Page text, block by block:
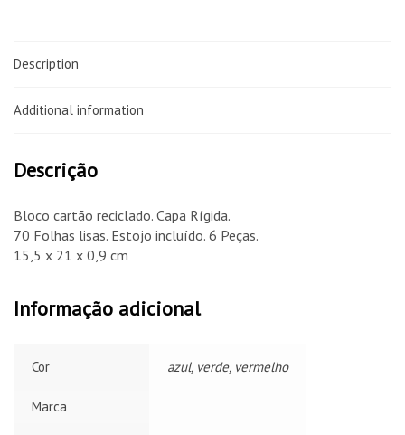
Description
Additional information
Descrição
Bloco cartão reciclado. Capa Rígida.
70 Folhas lisas. Estojo incluído. 6 Peças.
15,5 x 21 x 0,9 cm
Informação adicional
Cor azul, verde, vermelho
Marca